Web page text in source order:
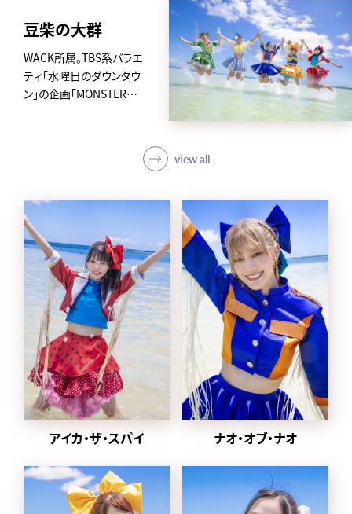
豆柴の大群
WACK所属。TBS系バラエ
ティ「水曜日のダウンタウ
ン」の企画「MONSTER
アイカ・ザ・スパイ、ナオ・オ
ブ・ナオ、レオナエンパイア、
ンスターからなるクロちゃ
んプロデュースの5人組ア
イドルグループ。
avexからメジャーデビュー
後4日という史上最速の早
さで東京ドームに立ち話題
を集め、「第62回 輝く！日本
レコード大賞」新人賞を受
賞。
2024年1月から
2022年に同番組の企画
「MONSTER LOVE」から誕
豆柴の大群都内某所
a.k.a. MONSTERIDOLとし
view all
アイカ・ザ・スパイ ナオ・オブ・ナオ